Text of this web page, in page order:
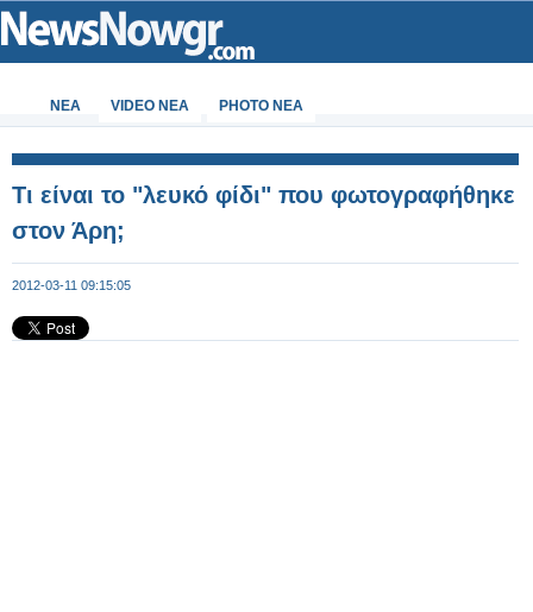
ΝΕΑ VIDEO NEA PHOTO NEA
Τι είναι το "λευκό φίδι" που φωτογραφήθηκε
στον Άρη;
2012-03-11 09:15:05